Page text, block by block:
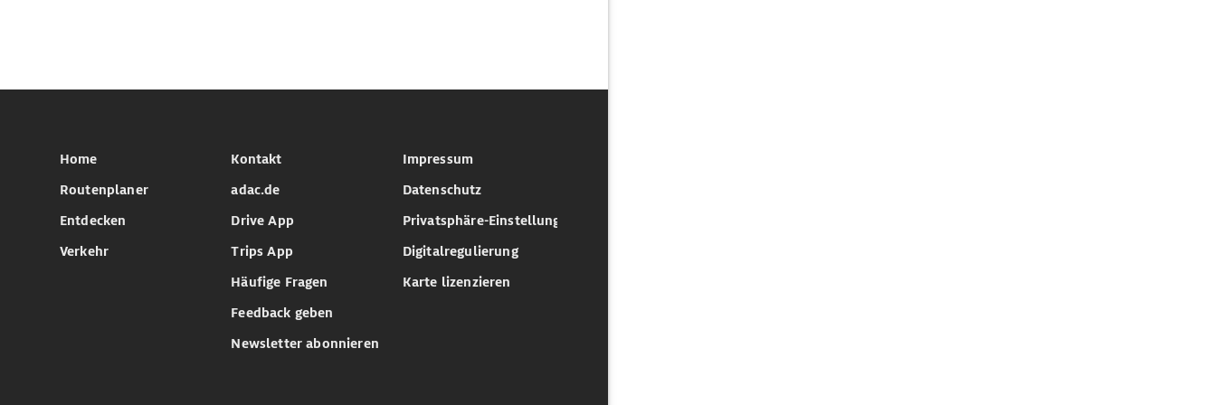
Home
Routenplaner
Entdecken
Verkehr
Kontakt
adac.de
Drive App
Trips App
Häufige Fragen
Feedback geben
Newsletter abonnieren
Impressum
Datenschutz
Privatsphäre-Einstellungen
Digitalregulierung
Karte lizenzieren